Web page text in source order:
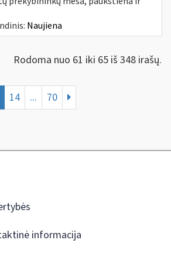
Naujiena
Rodoma nuo 61 iki 65 iš 348 irašų.
14 ... 70
informacija